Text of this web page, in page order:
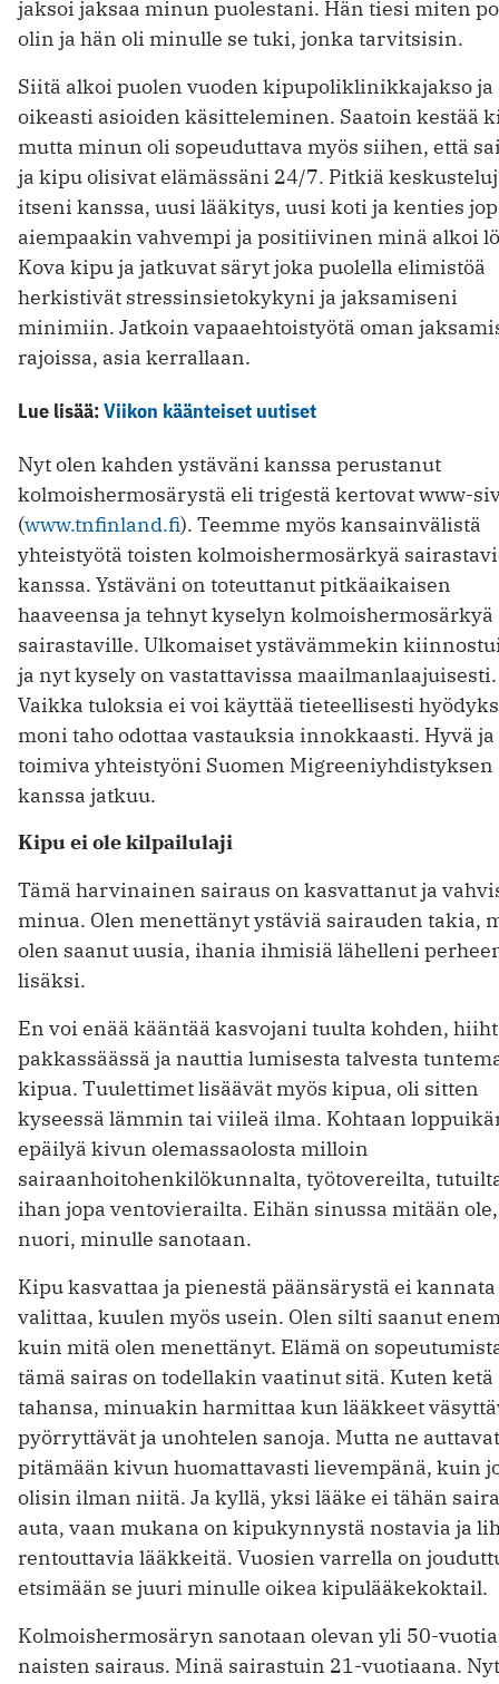
jaksoi jaksaa minun puolestani. Hän tiesi miten
olin ja hän oli minulle se tuki, jonka tarvitsisin.
Siitä alkoi puolen vuoden kipupoliklinikkajakso ja
oikeasti asioiden käsitteleminen. Saatoin kestää
mutta minun oli sopeuduttava myös siihen, että
ja kipu olisivat elämässäni 24/7. Pitkiä
itseni kanssa, uusi lääkitys, uusi koti ja kenties
aiempaakin vahvempi ja positiivinen minä alkoi
Kova kipu ja jatkuvat säryt joka puolella elimistöä
herkistivät stressinsietokykyni ja jaksamiseni
minimiin. Jatkoin vapaaehtoistyötä oman
rajoissa, asia kerrallaan.
Lue lisää:Viikon käänteiset uutiset
Nyt olen kahden ystäväni kanssa perustanut
kolmoishermosärystä eli trigestä kertovat www-
(www.tnfinland.fi). Teemme myös kansainvälistä
yhteistyötä toisten kolmoishermosärkyä
kanssa. Ystäväni on toteuttanut pitkäaikaisen
haaveensa ja tehnyt kyselyn kolmoishermosärkyä
sairastaville. Ulkomaiset ystävämmekin
ja nyt kysely on vastattavissa maailmanlaajuisesti.
Vaikka tuloksia ei voi käyttää tieteellisesti
moni taho odottaa vastauksia innokkaasti. Hyvä ja
toimiva yhteistyöni Suomen Migreeniyhdistyksen
kanssa jatkuu.
Kipu ei ole kilpailulaji
Tämä harvinainen sairaus on kasvattanut ja
minua. Olen menettänyt ystäviä sairauden takia,
olen saanut uusia, ihania ihmisiä lähelleni
lisäksi.
En voi enää kääntää kasvojani tuulta kohden,
pakkassäässä ja nauttia lumisesta talvesta
kipua. Tuulettimet lisäävät myös kipua, oli sitten
kyseessä lämmin tai viileä ilma. Kohtaan
epäilyä kivun olemassaolosta milloin
sairaanhoitohenkilökunnalta, työtovereilta,
ihan jopa ventovierailta. Eihän sinussa mitään
nuori, minulle sanotaan.
Kipu kasvattaa ja pienestä päänsärystä ei kannata
valittaa, kuulen myös usein. Olen silti saanut
kuin mitä olen menettänyt. Elämä on
tämä sairas on todellakin vaatinut sitä. Kuten ketä
tahansa, minuakin harmittaa kun lääkkeet
pyörryttävät ja unohtelen sanoja. Mutta ne auttavat
pitämään kivun huomattavasti lievempänä, kuin
olisin ilman niitä. Ja kyllä, yksi lääke ei tähän
auta, vaan mukana on kipukynnystä nostavia ja
rentouttavia lääkkeitä. Vuosien varrella on
etsimään se juuri minulle oikea kipulääkekoktail.
Kolmoishermosäryn sanotaan olevan yli 50-
naisten sairaus. Minä sairastuin 21-vuotiaana. Nyt